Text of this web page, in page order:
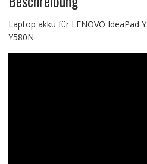
Laptop akku für LENOVO IdeaPad
Y580N